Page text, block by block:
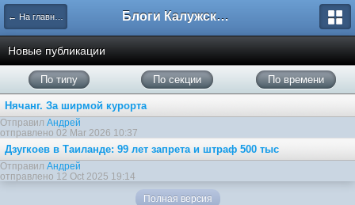
← На главную Блоги Калужского перекрестка
Новые публикации
По типу По секции По времени
Нячанг. За ширмой курорта
Отправил Андрей
отправлено 02 Mar 2026 10:37
Дзугкоев в Таиланде: 99 лет запрета и штраф 500 тыс
Отправил Андрей
отправлено 12 Oct 2025 19:14
Полная версия